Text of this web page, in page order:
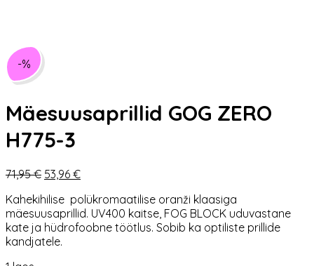
-%
Mäesuusaprillid GOG ZERO
H775-3
71,95€ Algne
oli:
71,95 €.
53,96 €Praegune
on:
53,96 €.
Kahekihilise polükromaatilise oranži klaasiga
mäesuusaprillid. UV400 kaitse, FOG BLOCK uduvastane
kate ja hüdrofoobne töötlus. Sobib ka optiliste prillide
kandjatele.